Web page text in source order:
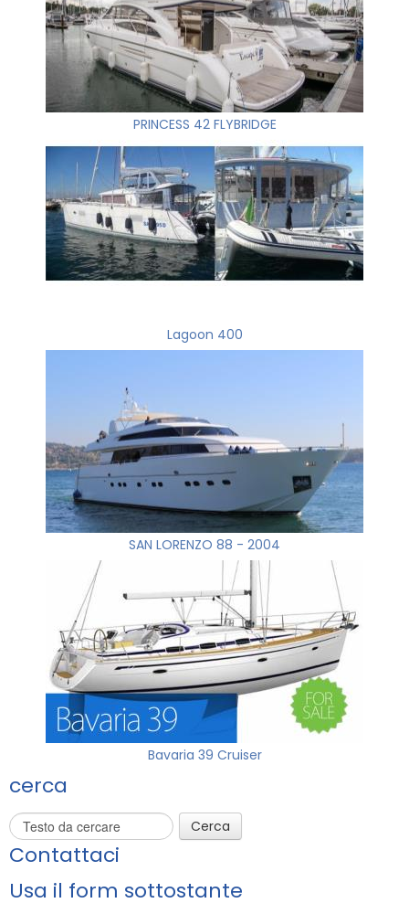
PRINCESS 42 FLYBRIDGE
Lagoon 400
SAN LORENZO 88 - 2004
Bavaria 39 Cruiser
cerca
Cerca
Contattaci
Usa il form sottostante